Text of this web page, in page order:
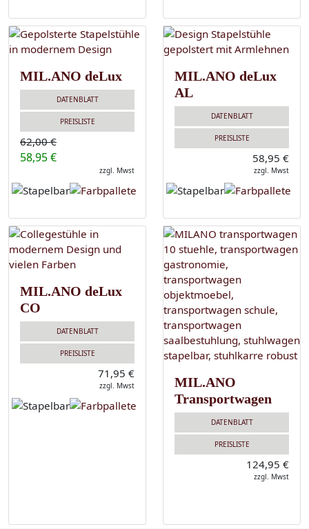
MIL.ANO deLux
DATENBLATT
PREISLISTE
62,00 €
58,95 €
zzgl. Mwst
MIL.ANO deLux
AL
DATENBLATT
PREISLISTE
58,95 €
zzgl. Mwst
MIL.ANO deLux
CO
DATENBLATT
PREISLISTE
71,95 €
zzgl. Mwst
MIL.ANO
Transportwagen
DATENBLATT
PREISLISTE
124,95 €
zzgl. Mwst